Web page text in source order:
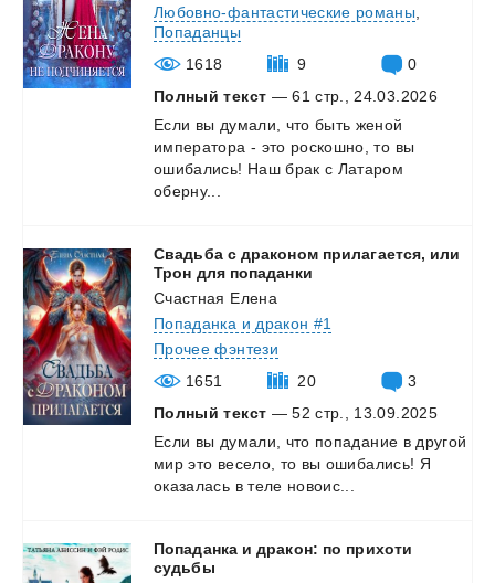
Любовно-фантастические романы
Попаданцы
1618
9
0
Полный текст — 61 стр., 24.03.2026
Если вы думали, что быть женой
императора - это роскошно, то вы
ошибались! Наш брак с Латаром
оберну...
Свадьба с драконом прилагается, или
Трон для попаданки
Счастная Елена
Попаданка и дракон #1
Прочее фэнтези
1651
20
3
Полный текст — 52 стр., 13.09.2025
Если вы думали, что попадание в другой
мир это весело, то вы ошибались! Я
оказалась в теле новоис...
Попаданка и дракон: по прихоти
судьбы